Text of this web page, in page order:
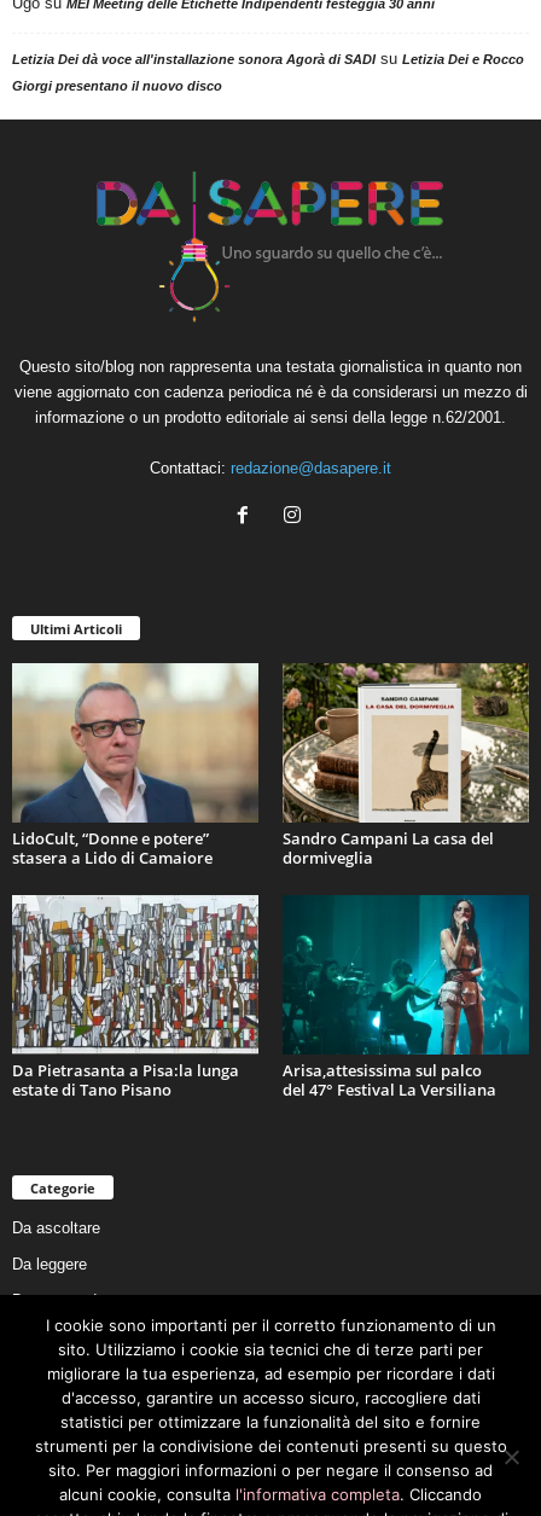
MEI Meeting delle Etichette Indipendenti festeggia 30 anni
Letizia Dei dà voce all'installazione sonora Agorà di SADIsu Letizia Dei e Rocco
Giorgi presentano il nuovo disco
Questo sito/blog non rappresenta una testata giornalistica in quanto non
viene aggiornato con cadenza periodica né è da considerarsi un mezzo di
informazione o un prodotto editoriale ai sensi della legge n.62/2001.
Contattaci: redazione@dasapere.it
Ultimi Articoli
LidoCult, “Donne e potere”
stasera a Lido di Camaiore
Sandro Campani La casa del
dormiveglia
Da Pietrasanta a Pisa:la lunga
estate di Tano Pisano
Arisa,attesissima sul palco
del 47° Festival La Versiliana
Categorie
Da ascoltare
Da leggere
Da non perdere
Da conoscere
Da preservare
Da vivere
Cookie Policy
I cookie sono importanti per il corretto funzionamento di un
sito. Utilizziamo i cookie sia tecnici che di terze parti per
migliorare la tua esperienza, ad esempio per ricordare i dati
d'accesso, garantire un accesso sicuro, raccogliere dati
statistici per ottimizzare la funzionalità del sito e fornire
strumenti per la condivisione dei contenuti presenti su questo
sito. Per maggiori informazioni o per negare il consenso ad
alcuni cookie, consulta l'informativa completa. Cliccando